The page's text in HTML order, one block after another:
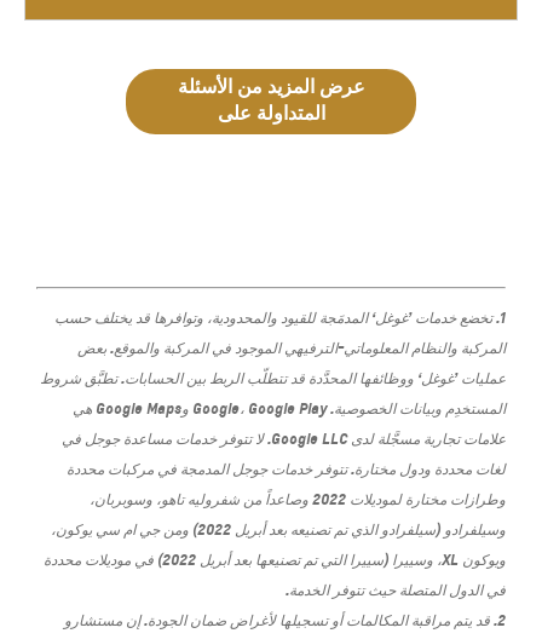
عرض المزيد من الأسئلة
المتداولة على
1. تخضع خدمات ’غوغل‘ المدمَجة للقيود والمحدودية، وتوافرها قد يختلف حسب
المركبة والنظام المعلوماتي-الترفيهي الموجود في المركبة والموقع. بعض
عمليات ’غوغل‘ ووظائفها المحدَّدة قد تتطلّب الربط بين الحسابات. تطبَّق شروط
المستخدِم وبيانات الخصوصية. Google، Google Play وGoogle Maps هي
علامات تجارية مسجَّلة لدى Google LLC. لا تتوفر خدمات مساعدة جوجل في
لغات محددة ودول مختارة. تتوفر خدمات جوجل المدمجة في مركبات محددة
وطرازات مختارة لموديلات 2022 وصاعداً من شفروليه تاهو، وسوبربان،
وسيلفرادو (سيلفرادو الذي تم تصنيعه بعد أبريل 2022) ومن جي ام سي يوكون،
ويوكون XL، وسييرا (سييرا التي تم تصنيعها بعد أبريل 2022) في موديلات محددة
في الدول المتصلة حيث تتوفر الخدمة.
2. قد يتم مراقبة المكالمات أو تسجيلها لأغراض ضمان الجودة. إن مستشارو